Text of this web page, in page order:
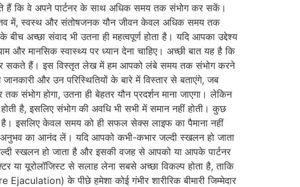
हैं कि वे अपने पार्टनर के साथ अधिक समय तक संभोग कर सकें।
में, स्वस्थ और संतोषजनक यौन जीवन केवल अधिक समय तक
अच्छा संवाद भी उतना ही महत्वपूर्ण होता है। यदि आपका उद्देश्य
और मानसिक स्वास्थ्य पर ध्यान देना चाहिए। अच्छी बात यह है कि
सकते हैं। इस विस्तृत लेख में हम आपको लंबे समय तक संभोग करने
और उन परिस्थितियों के बारे में विस्तार से बताएंगे, जब
होगा, उतना ही बेहतर यौन प्रदर्शन माना जाएगा। लेकिन
है, इसलिए संभोग की अवधि भी सभी में समान नहीं होती। कुछ
है। इसलिए केवल समय को ही सफल सेक्स लाइफ का पैमाना नहीं
का आनंद लें। यदि आपको कभी-कभार जल्दी स्खलन हो जाता
जल्दी स्खलन हो जाता है और इसकी वजह से आपको या आपके पार्टनर
या यूरोलॉजिस्ट से सलाह लेना सबसे अच्छा विकल्प होता है, ताकि
के पीछे हमेशा कोई गंभीर शारीरिक बीमारी जिम्मेदार